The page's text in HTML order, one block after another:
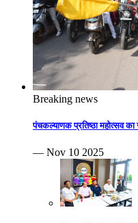
Breaking news
पंचकल्याणक प्रतिष्ठा महोत्सव
— Nov 10 2025